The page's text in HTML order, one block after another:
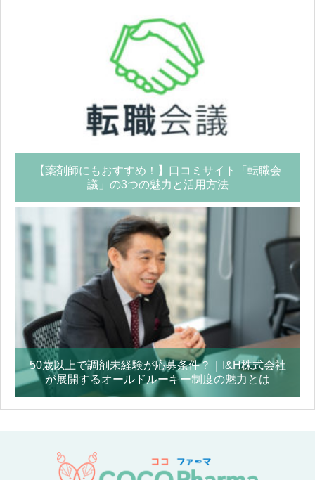
【薬剤師にもおすすめ！】口コミサイト「転職会
議」の3つの魅力と活用方法
50歳以上で調剤未経験が応募条件？｜I&H株式会社
が展開するオールドルーキー制度の魅力とは